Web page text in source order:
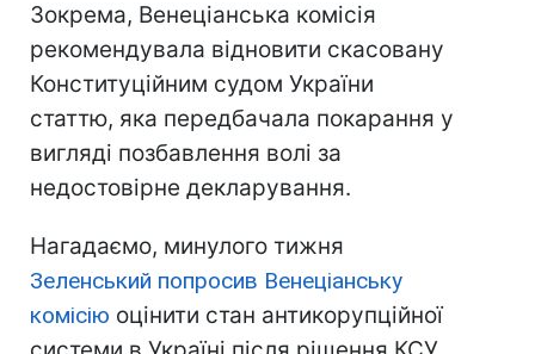
Зокрема, Венеціанська комісія
рекомендувала відновити скасовану
Конституційним судом України
статтю, яка передбачала покарання у
вигляді позбавлення волі за
недостовірне декларування.
Нагадаємо, минулого тижня
Зеленський попросив Венеціанську
комісію оцінити стан антикорупційної